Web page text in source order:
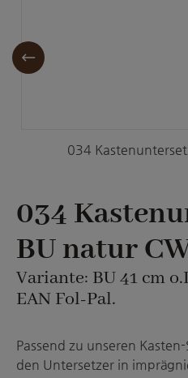
034
034
BU natur
Variante: BU 41 cm
EAN Fol-Pal.
Passend zu unseren
den Untersetzer in